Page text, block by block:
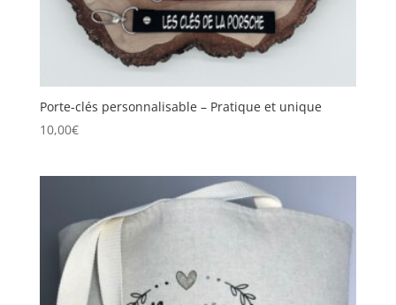
Porte-clés personnalisable – Pratique et unique
10,00€